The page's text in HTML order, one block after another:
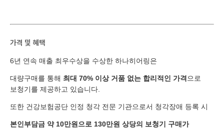
가격 및 혜택
6년 연속 매출 최우수상을 수상한 하나히어링은
대량구매를 통해 최대 70% 이상 거품 없는 합리적인 가격 으로
보청기를 제공하고 있습니다.
또한 건강보험공단 인정 청각 전문 기관으로서 청각장애 등록 시
본인부담금 약 10만원으로 130만원 상당의 보청기 구매가